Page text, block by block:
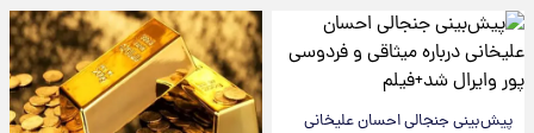
پیش‌بینی جنجالی احسان علیخانی